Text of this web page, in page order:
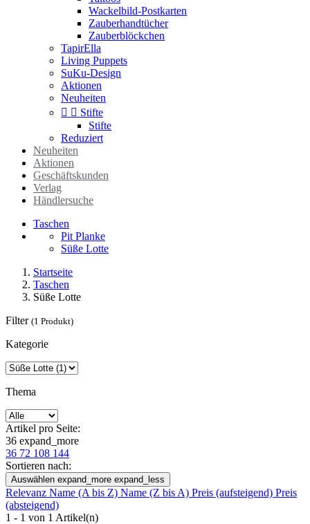
Wackelbild-Postkarten
Zauberhandtücher
Zauberblöckchen
TapirElla
Living Puppets
SuKu-Design
Aktionen
Neuheiten
  Stifte
Stifte
Reduziert
Neuheiten
Aktionen
Geschäftskunden
Verlag
Händlersuche
Taschen
Pit Planke
Süße Lotte
Startseite
Taschen
Süße Lotte
Filter (1 Produkt)
Kategorie
Thema
Artikel pro Seite:
36 expand_more
36 72 108 144
Sortieren nach:
Auswählen expand_more expand_less
Relevanz Name (A bis Z) Name (Z bis A) Preis (aufsteigend) Preis
(absteigend)
1 - 1 von 1 Artikel(n)